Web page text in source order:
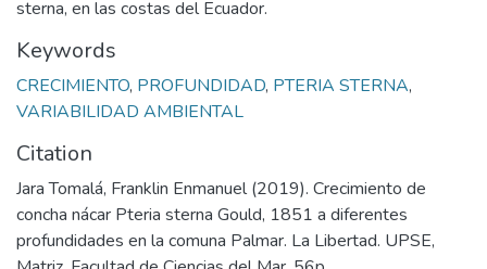
sterna, en las costas del Ecuador.
Keywords
CRECIMIENTO, PROFUNDIDAD, PTERIA STERNA,
VARIABILIDAD AMBIENTAL
Citation
Jara Tomalá, Franklin Enmanuel (2019). Crecimiento de
concha nácar Pteria sterna Gould, 1851 a diferentes
profundidades en la comuna Palmar. La Libertad. UPSE,